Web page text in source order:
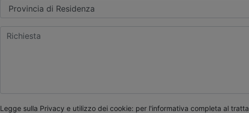
Legge sulla Privacy e utilizzo dei cookie: per l'informativa completa al